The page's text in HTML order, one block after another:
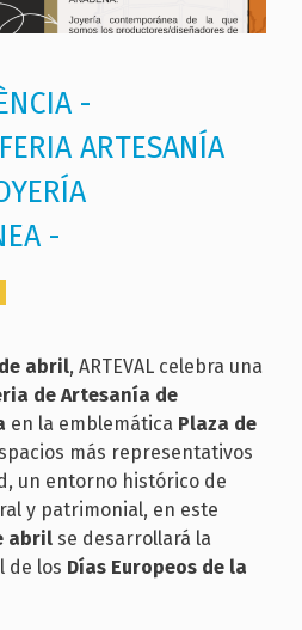
-
ARTESANÍA
-
abril, ARTEVAL celebra una
de Artesanía de
en la emblemática Plaza de
más representativos
un entorno histórico de
y patrimonial, en este
abril se desarrollará la
de los Días Europeos de la